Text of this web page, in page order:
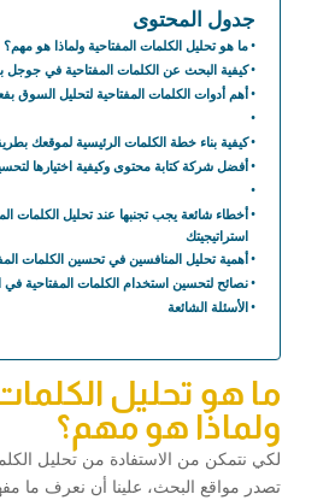
جدول المحتوى
ما هو تحليل الكلمات المفتاحية ولماذا هو مهم؟
كيفية البحث عن الكلمات المفتاحية في جوجل
أهم أدوات الكلمات المفتاحية لتحليل السوق
كيفية بناء خطة الكلمات الرئيسية لموقعك
أفضل شركة كتابة محتوى وكيفية اختيارها
أخطاء شائعة يجب تجنبها عند تحليل الكلمات
استراتيجيتك
أهمية تحليل المنافسين في تحسين الكلمات
نصائح لتحسين استخدام الكلمات المفتاحية في
الأسئلة الشائعة
ما هو تحليل
ولماذا هو مهم؟
لكي نتمكن من الاستفادة من تحليل
تصدر مواقع البحث، علينا أن نعرف ما